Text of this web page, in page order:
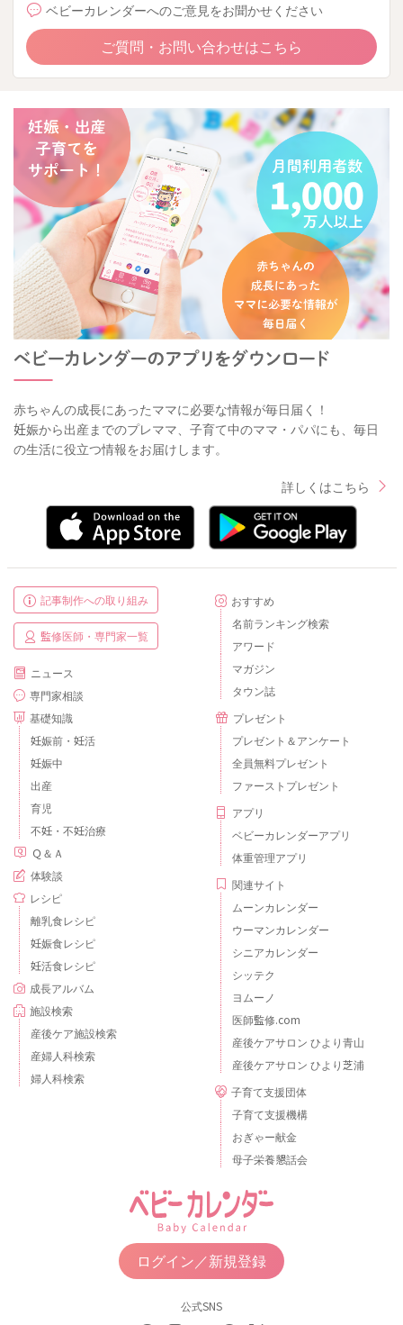
ベビーカレンダーへのご意見をお聞かせください
ご質問・お問い合わせはこちら
赤ちゃんの成長にあったママに必要な情報が毎日届く！
妊娠から出産までのプレママ、子育て中のママ・パパにも、毎日
の生活に役立つ情報をお届けします。
詳しくはこちら
記事制作への取り組み
監修医師・専門家一覧
ニュース
専門家相談
基礎知識
妊娠前・妊活
妊娠中
出産
育児
不妊・不妊治療
Ｑ＆Ａ
体験談
レシピ
離乳食レシピ
妊娠食レシピ
妊活食レシピ
成長アルバム
施設検索
産後ケア施設検索
産婦人科検索
婦人科検索
おすすめ
名前ランキング検索
アワード
マガジン
タウン誌
プレゼント
プレゼント＆アンケート
全員無料プレゼント
ファーストプレゼント
アプリ
ベビーカレンダーアプリ
体重管理アプリ
関連サイト
ムーンカレンダー
ウーマンカレンダー
シニアカレンダー
シッテク
ヨムーノ
医師監修.com
産後ケアサロン ひより青山
産後ケアサロン ひより芝浦
子育て支援団体
子育て支援機構
おぎゃー献金
母子栄養懇話会
ログイン／新規登録
公式SNS